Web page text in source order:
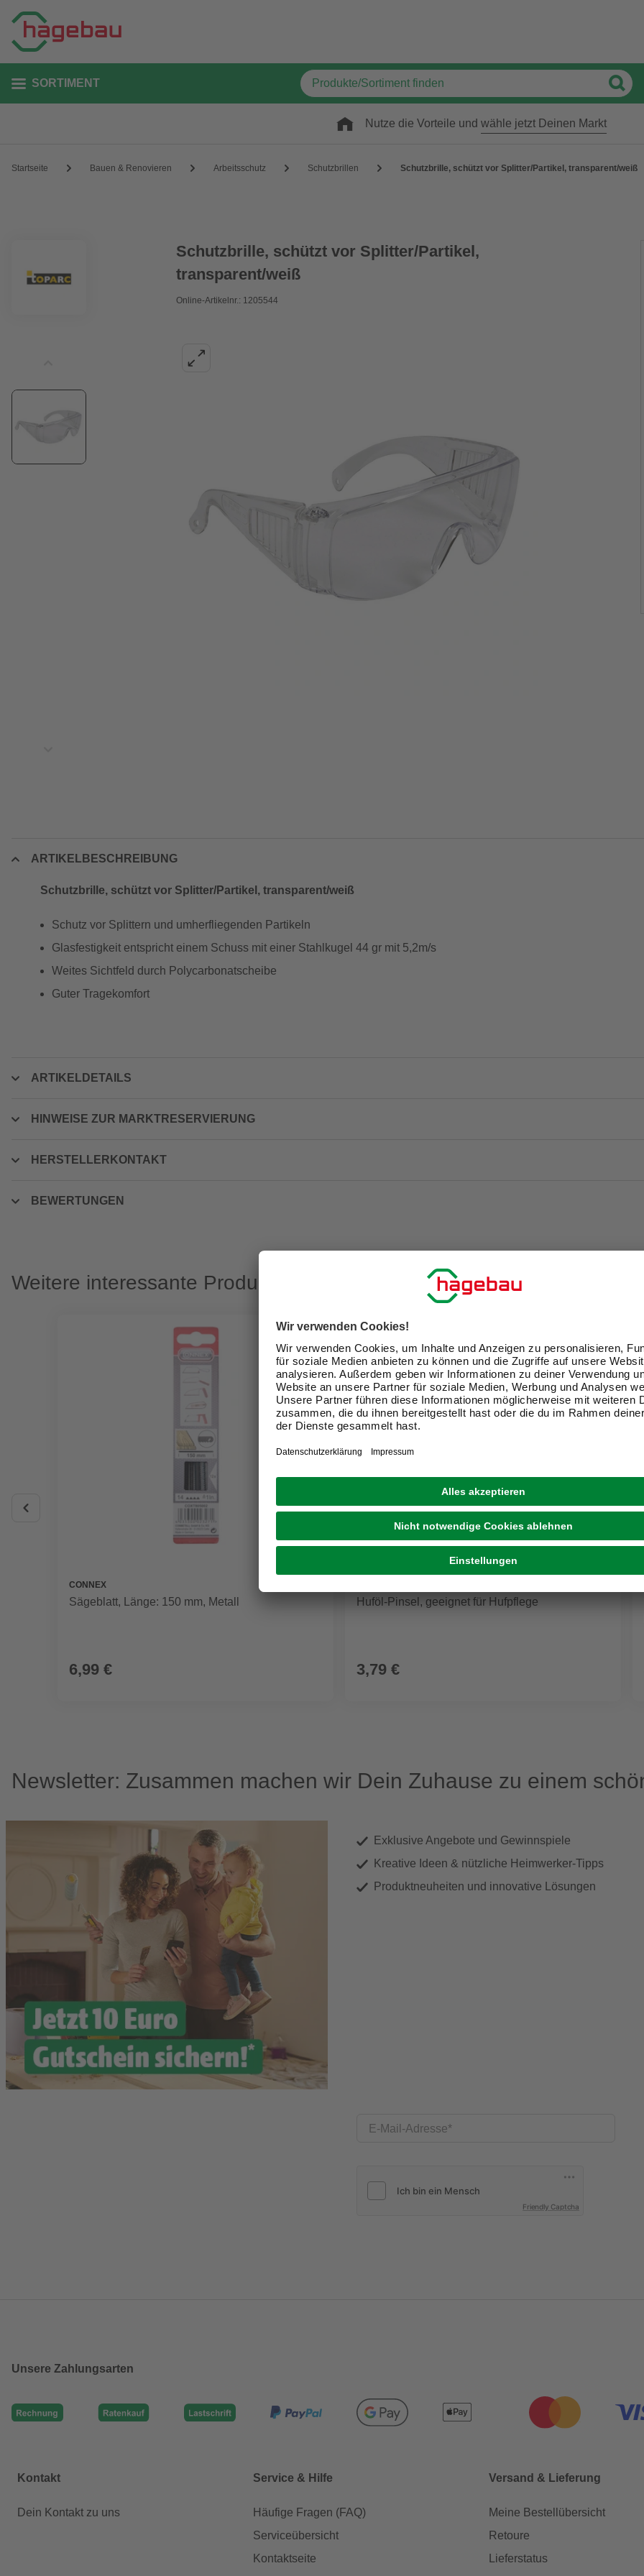
SORTIMENT
Nutze die Vorteile und wähle jetzt Deinen Markt
Startseite Bauen & Renovieren Arbeitsschutz Schutzbrillen Schutzbrille, schützt vor Splitter/Partikel, transparent/weiß
Schutzbrille, schützt vor Splitter/Partikel,
transparent/weiß
Online-Artikelnr.: 1205544
ARTIKELBESCHREIBUNG
Schutzbrille, schützt vor Splitter/Partikel, transparent/weiß
Schutz vor Splittern und umherfliegenden Partikeln
Glasfestigkeit entspricht einem Schuss mit einer Stahlkugel 44 gr mit 5,2m/s
Weites Sichtfeld durch Polycarbonatscheibe
Guter Tragekomfort
ARTIKELDETAILS
HINWEISE ZUR MARKTRESERVIERUNG
HERSTELLERKONTAKT
BEWERTUNGEN
Weitere interessante Produkte
CONNEX
Sägeblatt, Länge: 150 mm, Metall
6,99 €
Huföl-Pinsel, geeignet für Hufpflege
3,79 €
Newsletter: Zusammen machen wir Dein Zuhause zu einem
Exklusive Angebote und Gewinnspiele
Kreative Ideen & nützliche Heimwerker-Tipps
Produktneuheiten und innovative Lösungen
E-Mail-Adresse
Friendly Captcha
Unsere Zahlungsarten
Kontakt
Dein Kontakt zu uns
Service & Hilfe
Häufige Fragen (FAQ)
Serviceübersicht
Kontaktseite
Versand & Lieferung
Meine Bestellübersicht
Retoure
Lieferstatus